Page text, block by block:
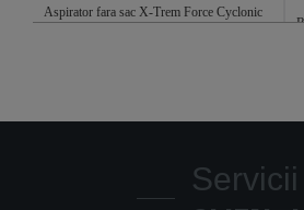
Aspirator fara sac X-Trem Force Cyclonic
Servicii